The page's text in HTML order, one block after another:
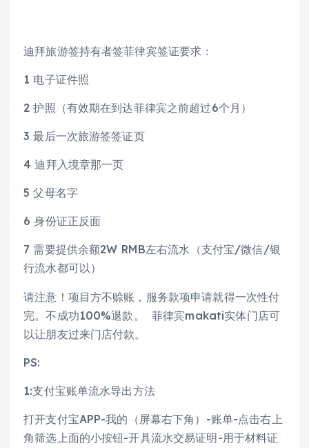
迪拜旅游签持有者签菲律宾签证要求：
1 电子证件照
2 护照（有效期在到达菲律宾之前超过6个月）
3 最后一次旅游签签证页
4 迪拜入境章那一页
5 父母名字
6 身份证正反面
7 需要提供余额2W RMB左右流水（支付宝/微信/银
行流水都可以）
请注意！项目方不赊账，服务款项申请就得一次性付
完。不成功100%退款。 菲律宾makati实体门店可
以让朋友过来门店付款。
PS:
1:支付宝账单流水导出方法
打开支付宝APP-我的（屏幕右下角）-账单-点击右上
角筛选上面的小按钮-开具流水交易证明-用于材料证